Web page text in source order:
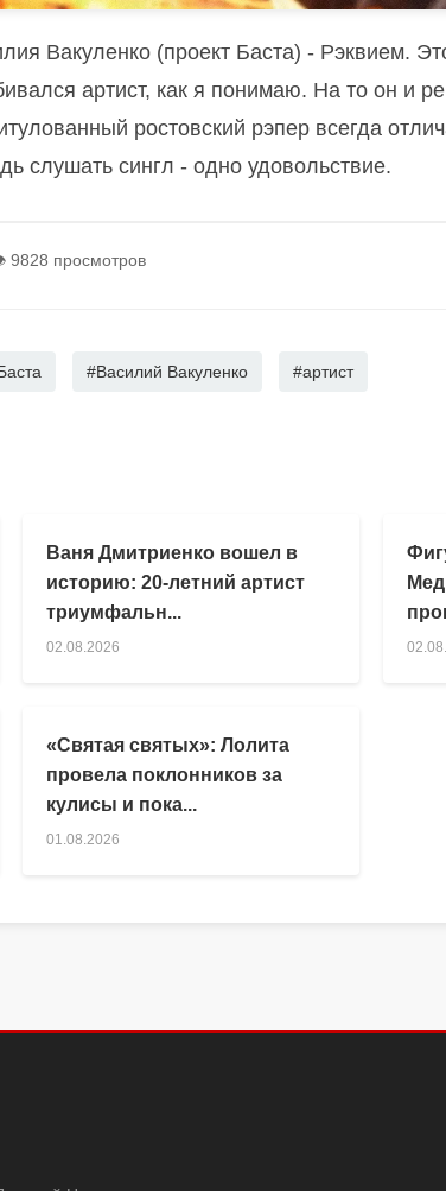
Вакуленко (проект Баста) - Рэквием.
артист, как я понимаю. На то он и
ростовский рэпер всегда
слушать сингл - одно удовольствие.
9828 просмотров
#Василий Вакуленко #артист
Ваня Дмитриенко вошел в
историю: 20-летний артист
триумфальн...
02.08.2026
«Святая святых»: Лолита
провела поклонников за
кулисы и пока...
01.08.2026